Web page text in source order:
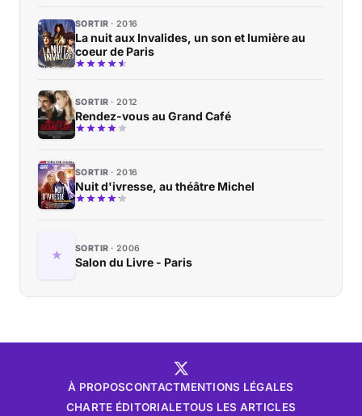
SORTIR 2016
La nuit aux Invalides, un son et lumière au
coeur de Paris
SORTIR 2012
Rendez-vous au Grand Café
SORTIR 2016
Nuit d'ivresse, au théâtre Michel
SORTIR 2006
Salon du Livre - Paris
À PROPOSCONTACTMENTIONS LÉGALES
CHARTE ÉDITORIALETOUS LES ARTICLES